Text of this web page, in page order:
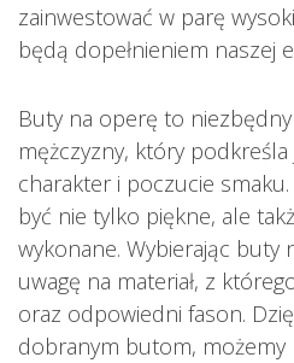
zainwestować w parę
będą dopełnieniem naszej
Buty na operę to
mężczyzny, który
charakter i poczucie
być nie tylko piękne, ale
wykonane. Wybierając buty
uwagę na materiał, z
oraz odpowiedni fason.
dobranym butom, możemy